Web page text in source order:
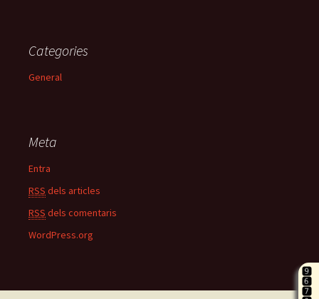
Categories
General
Meta
Entra
RSS dels articles
RSS dels comentaris
WordPress.org